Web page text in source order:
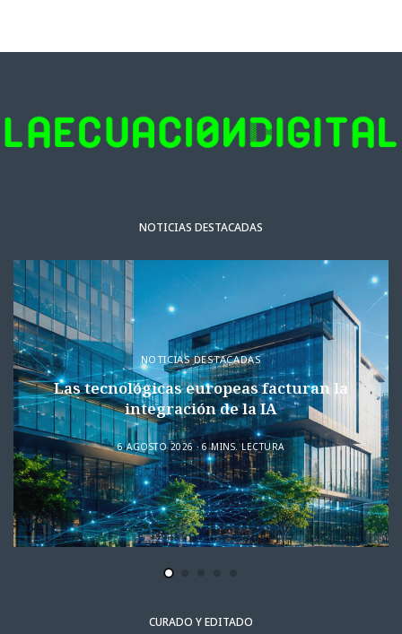
NOTICIAS DESTACADAS
NOTICIAS DESTACADAS
Las tecnológicas europeas facturan la
integración de la IA
6 AGOSTO 2026 6 MINS. LECTURA
CURADO Y EDITADO